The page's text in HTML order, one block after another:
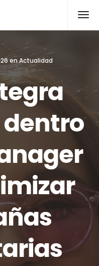
enActualidad
dentro